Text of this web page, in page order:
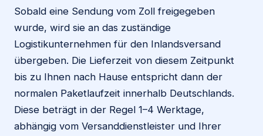
Sobald eine Sendung vom Zoll freigegeben
wurde, wird sie an das zuständige
Logistikunternehmen für den Inlandsversand
übergeben. Die Lieferzeit von diesem Zeitpunkt
bis zu Ihnen nach Hause entspricht dann der
normalen Paketlaufzeit innerhalb Deutschlands.
Diese beträgt in der Regel 1–4 Werktage,
abhängig vom Versanddienstleister und Ihrer